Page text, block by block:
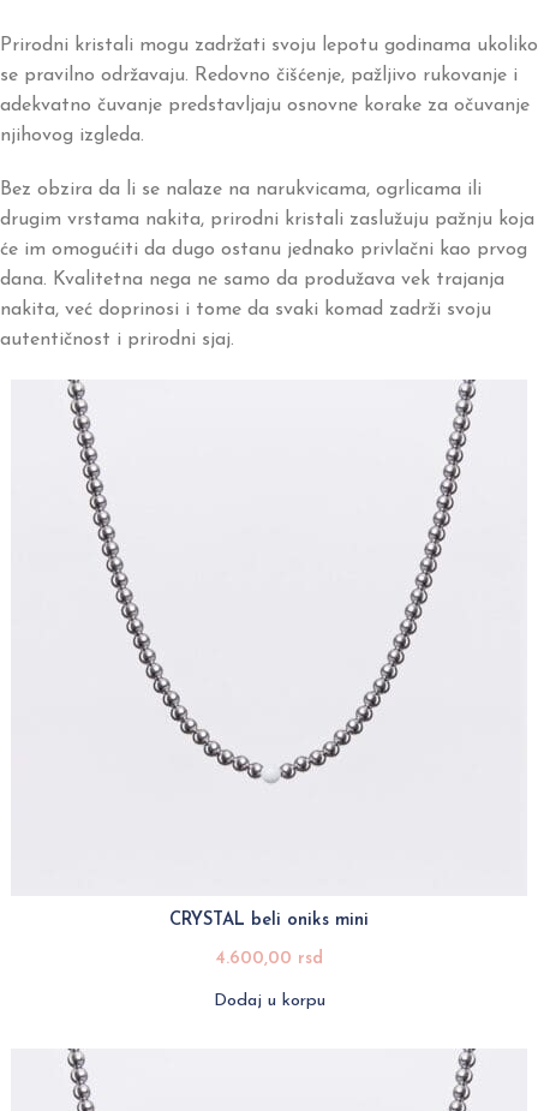
Prirodni kristali mogu zadržati svoju lepotu godinama ukoliko
se pravilno održavaju. Redovno čišćenje, pažljivo rukovanje i
adekvatno čuvanje predstavljaju osnovne korake za očuvanje
njihovog izgleda.
Bez obzira da li se nalaze na narukvicama, ogrlicama ili
drugim vrstama nakita, prirodni kristali zaslužuju pažnju koja
će im omogućiti da dugo ostanu jednako privlačni kao prvog
dana. Kvalitetna nega ne samo da produžava vek trajanja
nakita, već doprinosi i tome da svaki komad zadrži svoju
autentičnost i prirodni sjaj.
CRYSTAL beli oniks mini
4.600,00 rsd
Dodaj u korpu